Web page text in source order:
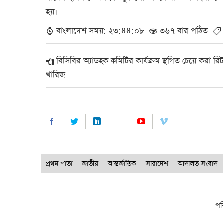
হয়।
বাংলাদেশ সময়: ২৩:৪৪:০৮
৩৬৭ বার পঠিত
বিসিবির অ্যাডহক কমিটির কার্যক্রম স্থগিত চেয়ে করা রিট
খারিজ
প্রথম পাতা জাতীয় আন্তর্জাতিক সারাদেশ আদালত সংবাদ